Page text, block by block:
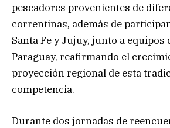
pescadores provenientes de
correntinas, además de
Santa Fe y Jujuy, junto a equipos
Paraguay, reafirmando el
proyección regional de esta
competencia.
Durante dos jornadas de